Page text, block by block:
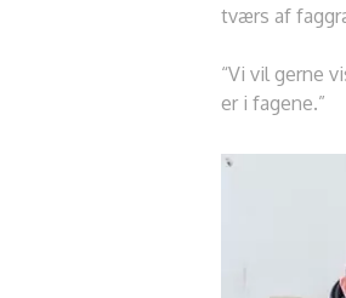
tværs af
“Vi vil gerne
er i fagene.”